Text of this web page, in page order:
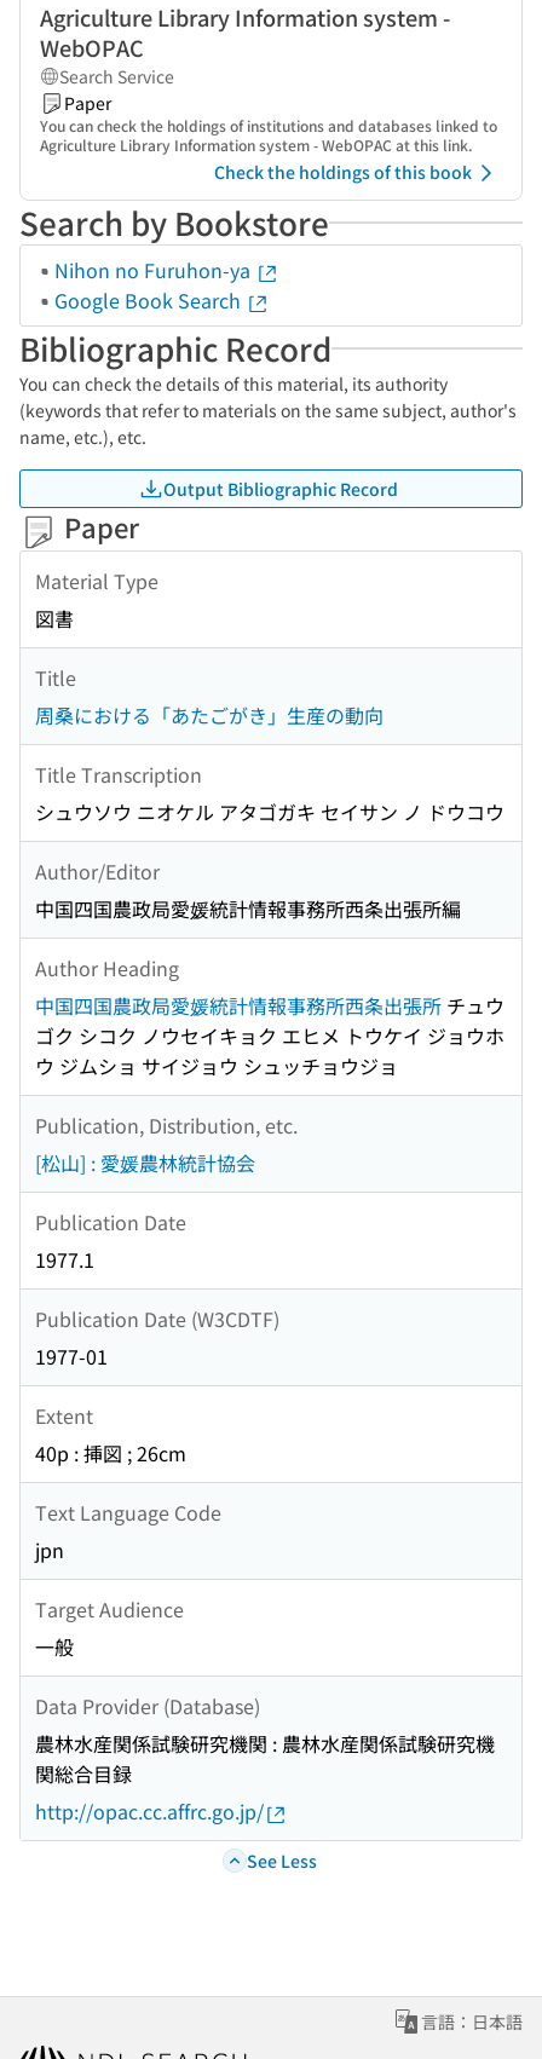
Agriculture Library Information system -
WebOPAC
Search Service
Paper
You can check the holdings of institutions and databases linked to
Agriculture Library Information system - WebOPAC at this link.
Check the holdings of this book
Search by Bookstore
Nihon no Furuhon-ya
Google Book Search
Bibliographic Record
You can check the details of this material, its authority
(keywords that refer to materials on the same subject, author's
name, etc.), etc.
Output Bibliographic Record
Paper
Material Type
図書
Title
周桑における「あたごがき」生産の動向
Title Transcription
シュウソウ ニオケル アタゴガキ セイサン ノ ドウコウ
Author/Editor
中国四国農政局愛媛統計情報事務所西条出張所編
Author Heading
中国四国農政局愛媛統計情報事務所西条出張所 チュウ
ゴク シコク ノウセイキョク エヒメ トウケイ ジョウホ
ウ ジムショ サイジョウ シュッチョウジョ
Publication, Distribution, etc.
[松山] : 愛媛農林統計協会
Publication Date
1977.1
Publication Date (W3CDTF)
1977-01
Extent
40p : 挿図 ; 26cm
Text Language Code
jpn
Target Audience
一般
Data Provider (Database)
農林水産関係試験研究機関 : 農林水産関係試験研究機
関総合目録
http://opac.cc.affrc.go.jp/
See Less
言語：日本語